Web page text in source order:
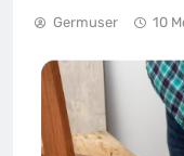
Germuser 10